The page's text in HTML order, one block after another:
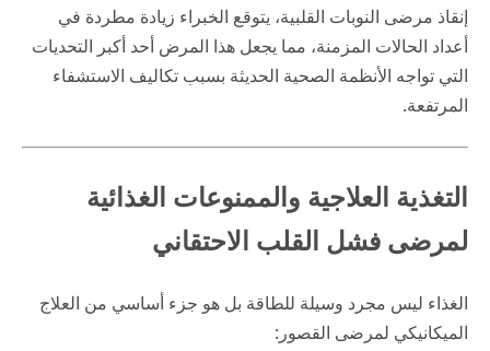
إنقاذ مرضى النوبات القلبية، يتوقع الخبراء زيادة مطردة في
أعداد الحالات المزمنة، مما يجعل هذا المرض أحد أكبر التحديات
التي تواجه الأنظمة الصحية الحديثة بسبب تكاليف الاستشفاء
المرتفعة.
التغذية العلاجية والممنوعات الغذائية
لمرضى فشل القلب الاحتقاني
الغذاء ليس مجرد وسيلة للطاقة بل هو جزء أساسي من العلاج
الميكانيكي لمرضى القصور: